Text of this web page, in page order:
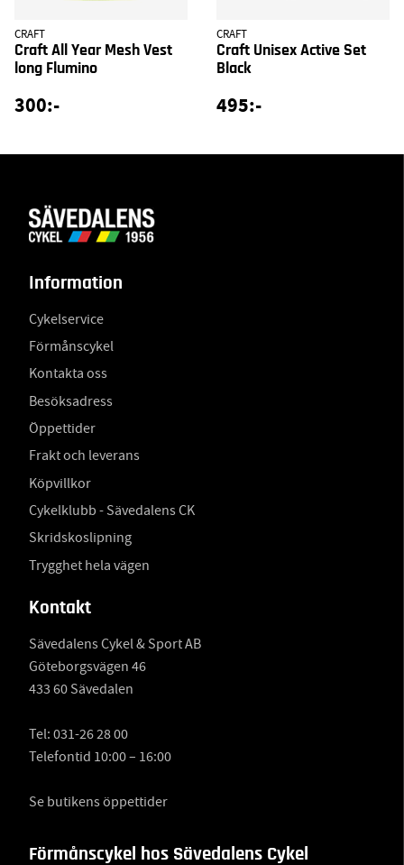
CRAFT
Craft All Year Mesh Vest
long Flumino
300:-
CRAFT
Craft Unisex Active Set
Black
495:-
Information
Cykelservice
Förmånscykel
Kontakta oss
Besöksadress
Öppettider
Frakt och leverans
Köpvillkor
Cykelklubb - Sävedalens CK
Skridskoslipning
Trygghet hela vägen
Kontakt
Sävedalens Cykel & Sport AB
Göteborgsvägen 46
433 60 Sävedalen
Tel: 031-26 28 00
Telefontid 10:00 – 16:00
Se butikens öppettider
Förmånscykel hos Sävedalens Cykel